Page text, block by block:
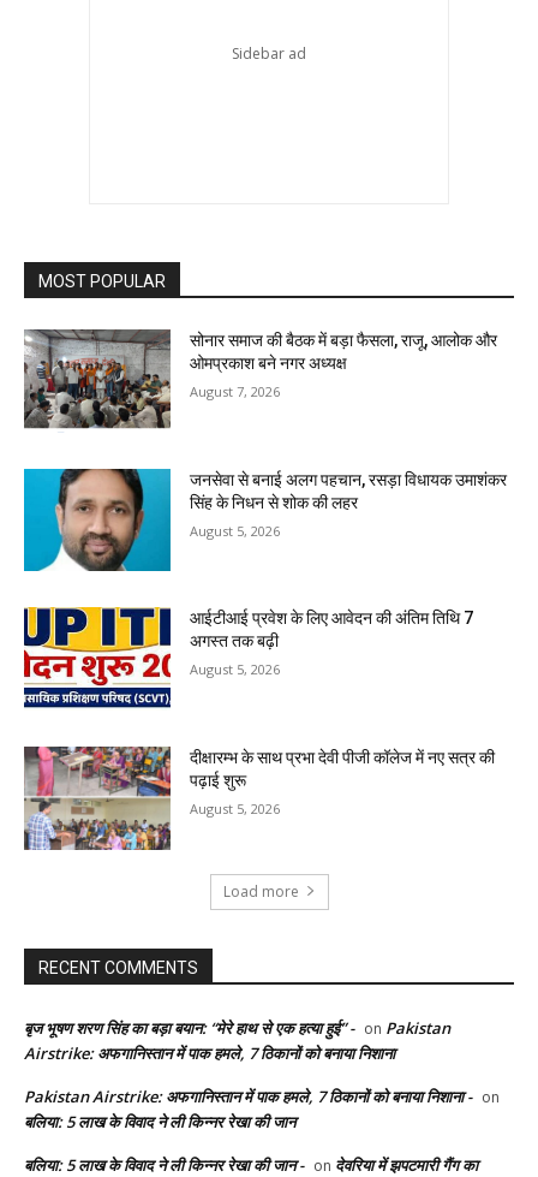
MOST POPULAR
सोनार समाज की बैठक में बड़ा फैसला, राजू, आलोक और
ओमप्रकाश बने नगर अध्यक्ष
August 7, 2026
जनसेवा से बनाई अलग पहचान, रसड़ा विधायक उमाशंकर
सिंह के निधन से शोक की लहर
August 5, 2026
आईटीआई प्रवेश के लिए आवेदन की अंतिम तिथि 7
अगस्त तक बढ़ी
August 5, 2026
दीक्षारम्भ के साथ प्रभा देवी पीजी कॉलेज में नए सत्र की
पढ़ाई शुरू
August 5, 2026
Load more
RECENT COMMENTS
बृज भूषण शरण सिंह का बड़ा बयान: “मेरे हाथ से एक हत्या हुई” - on Pakistan
Airstrike: अफगानिस्तान में पाक हमले, 7 ठिकानों को बनाया निशाना
Pakistan Airstrike: अफगानिस्तान में पाक हमले, 7 ठिकानों को बनाया निशाना - on
बलिया: 5 लाख के विवाद ने ली किन्नर रेखा की जान
बलिया: 5 लाख के विवाद ने ली किन्नर रेखा की जान - on देवरिया में झपटमारी गैंग का